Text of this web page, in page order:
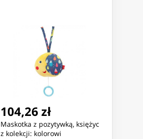
104,26 zł
Maskotka z pozytywką, księżyc
z kolekcji: kolorowi